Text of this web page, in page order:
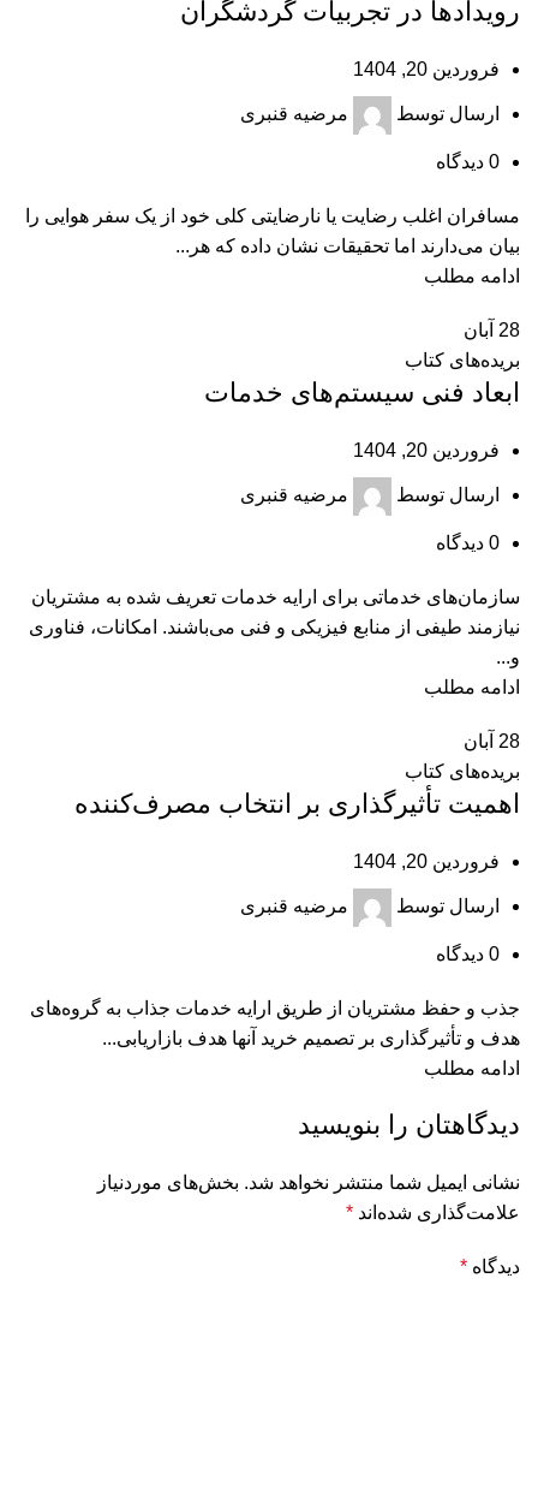
رویدادها در تجربیات گردشگران
فروردین 20, 1404
ارسال توسط مرضیه قنبری
0 دیدگاه
مسافران اغلب رضایت یا نارضایتی کلی خود از یک سفر هوایی را
بیان می‌دارند اما تحقیقات نشان داده که هر...
ادامه مطلب
28 آبان
بریده‌های کتاب
ابعاد فنی سیستم‌های خدمات
فروردین 20, 1404
ارسال توسط مرضیه قنبری
0 دیدگاه
سازمان‌های خدماتی برای ارایه خدمات تعریف شده به مشتریان
نیازمند طیفی از منابع فیزیکی و فنی می‌باشند. امکانات، فناوری
و...
ادامه مطلب
28 آبان
بریده‌های کتاب
اهمیت تأثیرگذاری بر انتخاب مصرف‌کننده
فروردین 20, 1404
ارسال توسط مرضیه قنبری
0 دیدگاه
جذب و حفظ مشتریان از طریق ارایه خدمات جذاب به گروه‌های
هدف و تأثیرگذاری بر تصمیم خرید آنها هدف بازاریابی...
ادامه مطلب
دیدگاهتان را بنویسید
نشانی ایمیل شما منتشر نخواهد شد. بخش‌های موردنیاز
علامت‌گذاری شده‌اند *
دیدگاه *